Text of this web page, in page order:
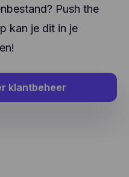
Push the
kan je dit in je
klantbeheer